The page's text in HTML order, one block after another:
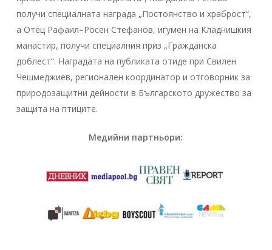
получи специалната награда „Постоянство и храброст“,
а Отец Рафаил–Росен Стефанов, игумен на Кладнишкия
манастир, получи специалния приз „Гражданска
доблест“. Наградата на публиката отиде при Свилен
Чешмеджиев, регионален координатор и отговорник за
природозащитни дейности в Българското дружество за
защита на птиците.
Медийни партньори: